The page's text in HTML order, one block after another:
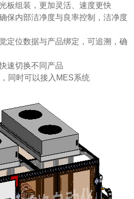
板组装，更加灵活、速度更快
保内部洁净度与良率控制，洁净度
定位数据与产品绑定，可追溯，确
速切换不同产品
同时可以接入MES系统